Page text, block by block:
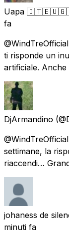
Uapa
fa
ti risponde un
artificiale. Anche
DjArmandino
settimane, la
riaccendi…
johaness de
minuti fa